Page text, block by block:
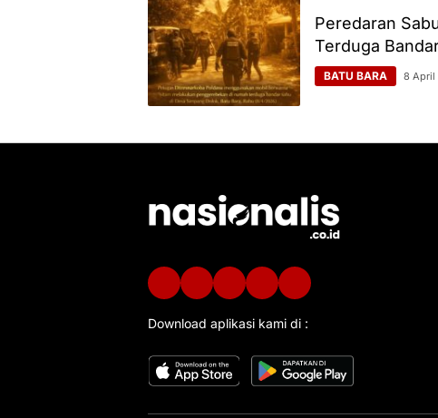
Peredaran
Terduga
BATU BARA 8 April
Download aplikasi kami di :